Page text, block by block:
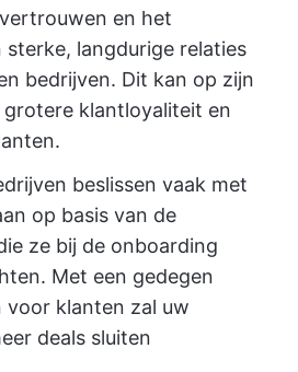
en het
sterke, langdurige relaties
bedrijven. Dit kan op zijn
klantloyaliteit en
beslissen vaak met
op basis van de
ze bij de onboarding
Met een gedegen
voor klanten zal uw
deals sluiten